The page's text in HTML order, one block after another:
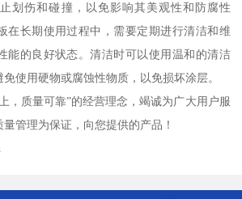
划伤和碰撞，以免影响其美观性和防腐性
在长期使用过程中，需要定期进行清洁和维
能的良好状态。清洁时可以使用温和的清洁
使用硬物或腐蚀性物质，以免损坏涂层。
，质量可靠”的经营理念，竭诚为广大用户服
管理为保证，向您提供的产品！